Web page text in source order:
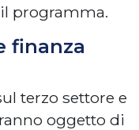
programma.
finanza
terzo settore e
oggetto di